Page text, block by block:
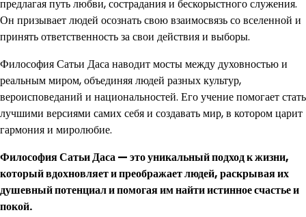
предлагая путь любви, сострадания и бескорыстного служения.
Он призывает людей осознать свою взаимосвязь со вселенной и
принять ответственность за свои действия и выборы.
Философия Сатьи Даса наводит мосты между духовностью и
реальным миром, объединяя людей разных культур,
вероисповеданий и национальностей. Его учение помогает стать
лучшими версиями самих себя и создавать мир, в котором царит
гармония и миролюбие.
Философия Сатьи Даса — это уникальный подход к жизни,
который вдохновляет и преображает людей, раскрывая их
душевный потенциал и помогая им найти истинное счастье и
покой.